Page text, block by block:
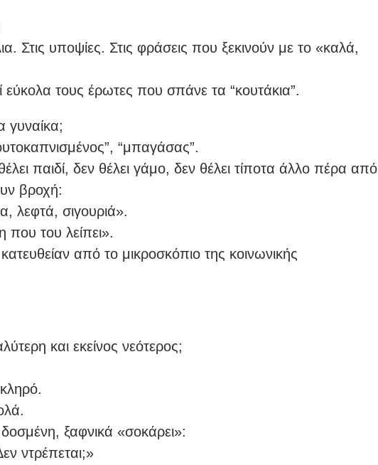
Στις υποψίες. Στις φράσεις που ξεκινούν με το «καλά,
τους έρωτες που σπάνε τα “κουτάκια”.
γυναίκα;
“μπαγάσας”.
παιδί, δεν θέλει γάμο, δεν θέλει τίποτα άλλο πέρα από
βροχή:
λεφτά, σιγουριά».
που του λείπει».
από το μικροσκόπιο της κοινωνικής
και εκείνος νεότερος;
ξαφνικά «σοκάρει»:
ντρέπεται;»